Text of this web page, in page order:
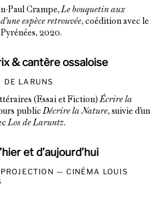
Paul Crampe,Le bouquetin aux
espèce retrouvée, coédition avec le
2020.
& cantère ossaloise
DE LARUNS
(Essai et Fiction)Écrire la
publicDécrire la Nature, suivie d’un
Los de Laruntz.
et d’aujourd’hui
PROJECTION
CINÉMA LOUIS